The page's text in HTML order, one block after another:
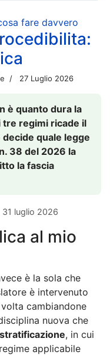
fare davvero
27 Luglio 2026
è quanto dura la
tre regimi ricade il
quale legge
38 del 2026 la
la fascia
31 luglio 2026
al mio
è la sola che
è intervenuto
cambiandone
nuova che
stratificazione, in cui
applicabile